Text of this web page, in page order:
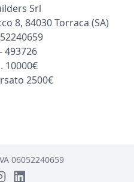
Srl
8, 84030 Torraca (SA)
493726
10000€
2500€
06052240659